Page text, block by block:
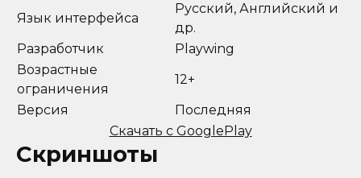
Язык интерфейса
Русский, Английский и
др.
Разработчик
Playwing
Возрастные
ограничения
12+
Версия
Последняя
Скачать с GooglePlay
Скриншоты